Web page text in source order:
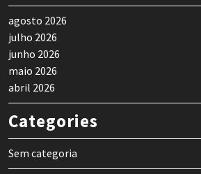
agosto 2026
julho 2026
junho 2026
maio 2026
abril 2026
Categories
Sem categoria